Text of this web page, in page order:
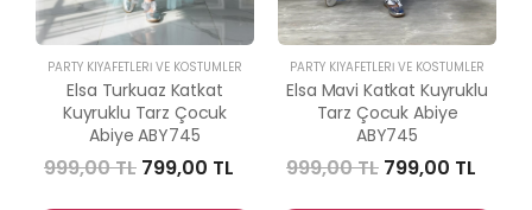
PARTY KIYAFETLERİ VE KOSTÜMLER
Elsa Turkuaz Katkat
Kuyruklu Tarz Çocuk
Abiye ABY745
999,00 TL 799,00 TL
PARTY KIYAFETLERİ VE KOSTÜMLER
Elsa Mavi Katkat Kuyruklu
Tarz Çocuk Abiye
ABY745
999,00 TL 799,00 TL